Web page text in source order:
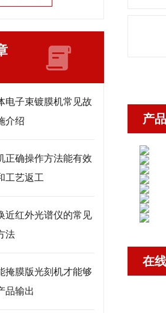
电子束镀膜机常见故
介绍
正确操作方法能有效
工艺返工
近红外光谱仪的常见
法
掩膜版光刻机才能够
品输出
产
在